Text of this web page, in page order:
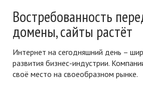
Востребованность
домены, сайты растёт
Интернет на сегодняшний день –
развития бизнес-индустрии.
своё место на своеобразном рынке.